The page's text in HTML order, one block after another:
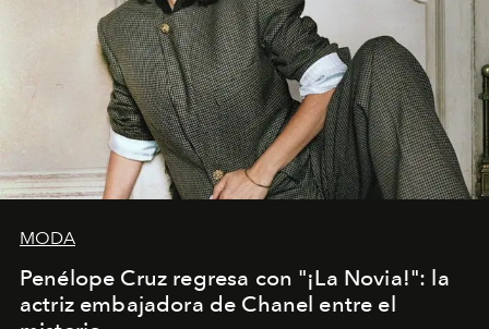
MODA
Penélope Cruz regresa con "¡La Novia!": la
actriz embajadora de Chanel entre el